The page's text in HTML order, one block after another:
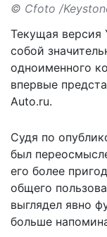
© Cfoto /
Текущая версия
собой
одноименного
впервые
Auto.ru.
Судя по
был
его более
общего
выглядел явно
больше